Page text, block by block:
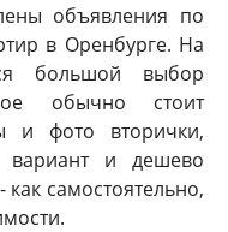
объявления по
в Оренбурге. На
большой выбор
обычно стоит
и фото вторички,
и дешево
самостоятельно,